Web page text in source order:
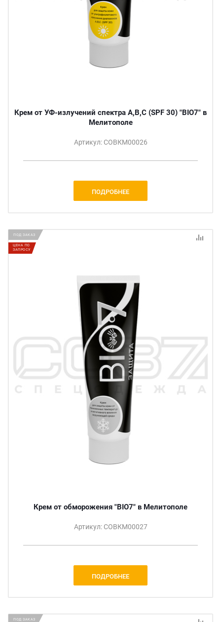
Крем от УФ-излучений спектра A,B,C (SPF 30) "BIO7" в
Мелитополе
Артикул: СОВКМ00026
ПОДРОБНЕЕ
ПОД ЗАКАЗ
ЦЕНА ПО
ЗАПРОСУ
Крем от обморожения "BIO7" в Мелитополе
Артикул: СОВКМ00027
ПОДРОБНЕЕ
ПОД ЗАКАЗ